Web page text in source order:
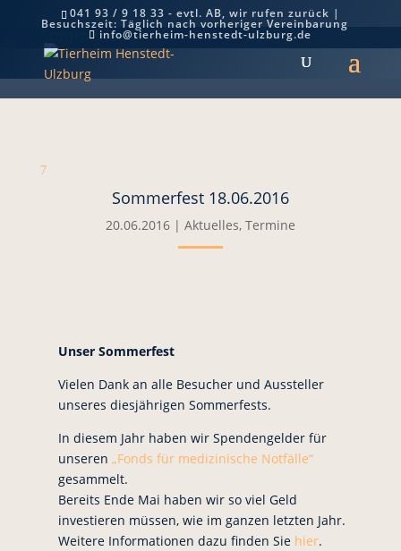
041 93 / 9 18 33 - evtl. AB, wir rufen zurück |
Besuchszeit: Täglich nach vorheriger Vereinbarung
info@tierheim-henstedt-ulzburg.de
Sommerfest 18.06.2016
7
Sommerfest 18.06.2016
20.06.2016| Aktuelles, Termine
Unser Sommerfest
Vielen Dank an alle Besucher und Aussteller
unseres diesjährigen Sommerfests.
In diesem Jahr haben wir Spendengelder für
unseren „Fonds für medizinische Notfälle“
gesammelt.
Bereits Ende Mai haben wir so viel Geld
investieren müssen, wie im ganzen letzten Jahr.
Weitere Informationen dazu finden Sie hier.